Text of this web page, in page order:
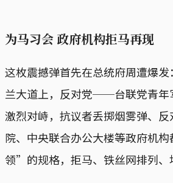
为马习会 政府机构拒马再现
这枚震撼弹首先在总统府周遭爆
兰大道上，反对党──台联党青年
激烈对峙，抗议者丢掷烟雾弹、
院、中央联合办公大楼等政府机
领”的规格，拒马、铁丝网排列、